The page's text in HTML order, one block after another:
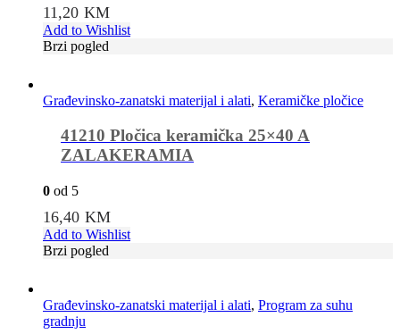
11,20 KM
Add to Wishlist
Brzi pogled
Građevinsko-zanatski materijal i alati, Keramičke pločice
41210 Pločica keramička 25×40 A
ZALAKERAMIA
0 od 5
16,40 KM
Add to Wishlist
Brzi pogled
Građevinsko-zanatski materijal i alati, Program za suhu
gradnju